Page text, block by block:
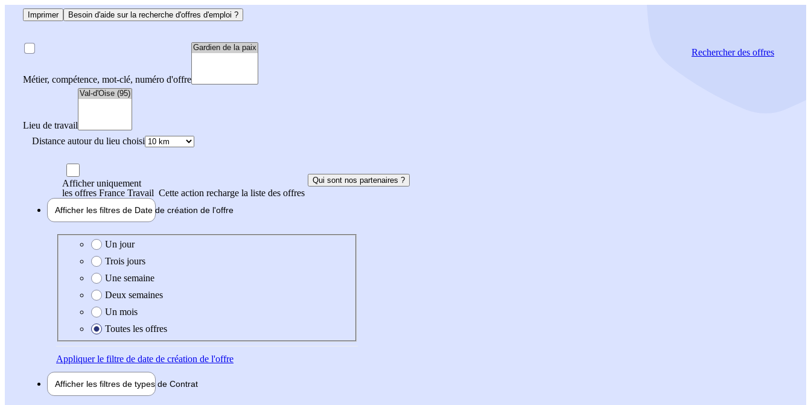
Imprimer Besoin d'aide sur la recherche d'offres d'emploi ?
Métier, compétence, mot-clé, numéro d'offre
Lieu de travail
Distance autour du lieu choisi
Rechercherdes offres
Afficher uniquement
les offres France Travail Cette action recharge la liste des offres
Qui sont nos partenaires ?
Afficher les filtres de Date de création de l'offre
Date de création de l'offre
Un jour
Trois jours
Une semaine
Deux semaines
Un mois
Toutes les offres
Appliquerle filtre de date de création de l'offre
Afficher les filtres de types de Contrat